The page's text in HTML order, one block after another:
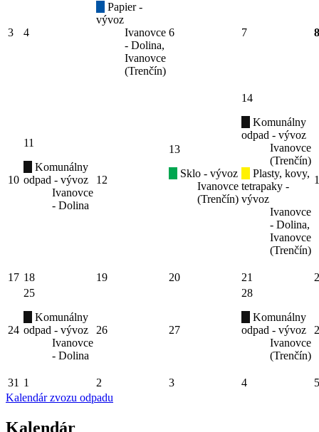
3 4
Papier -
vývoz
Ivanovce
- Dolina,
Ivanovce
(Trenčín)
6 7 8
10
11
Komunálny
odpad - vývoz
Ivanovce
- Dolina
12
13
Sklo - vývoz
Ivanovce
(Trenčín)
14
Komunálny
odpad - vývoz
Ivanovce
(Trenčín)
Plasty, kovy,
tetrapaky -
vývoz
Ivanovce
- Dolina,
Ivanovce
(Trenčín)
17 18 19 20 21
24
25
Komunálny
odpad - vývoz
Ivanovce
- Dolina
26 27
28
Komunálny
odpad - vývoz
Ivanovce
(Trenčín)
31 1 2 3 4
5
Kalendár zvozu odpadu
Kalendár